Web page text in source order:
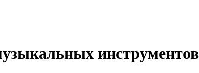
инструментов